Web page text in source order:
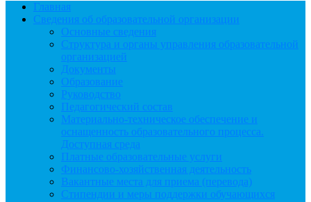
Главная
Сведения об образовательной организации
Основные сведения
Структура и органы управления образовательной
организацией
Документы
Образование
Руководство
Педагогический состав
Материально-техническое обеспечение и
оснащенность образовательного процесса.
Доступная среда
Платные образовательные услуги
Финансово-хозяйственная деятельность
Вакантные места для приема (перевода)
Стипендии и меры поддержки обучающихся